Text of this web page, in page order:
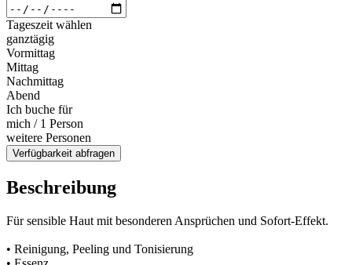
Tageszeit wählen
ganztägig
Vormittag
Mittag
Nachmittag
Abend
Ich buche für
mich / 1 Person
weitere Personen
Verfügbarkeit abfragen
Beschreibung
Für sensible Haut mit besonderen Ansprüchen und Sofort-Effekt.
• Reinigung, Peeling und Tonisierung